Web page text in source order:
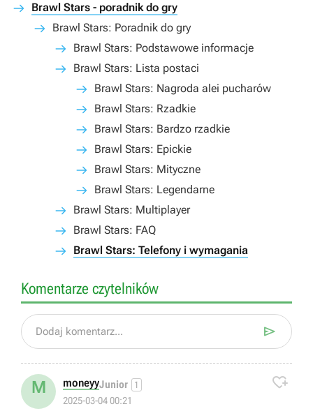
Brawl Stars - poradnik do gry
Brawl Stars: Poradnik do gry
Brawl Stars: Podstawowe informacje
Brawl Stars: Lista postaci
Brawl Stars: Nagroda alei pucharów
Brawl Stars: Rzadkie
Brawl Stars: Bardzo rzadkie
Brawl Stars: Epickie
Brawl Stars: Mityczne
Brawl Stars: Legendarne
Brawl Stars: Multiplayer
Brawl Stars: FAQ
Brawl Stars: Telefony i wymagania
Komentarze czytelników
Dodaj komentarz... 
M moneyyJunior 1
2025-03-04 00:21
